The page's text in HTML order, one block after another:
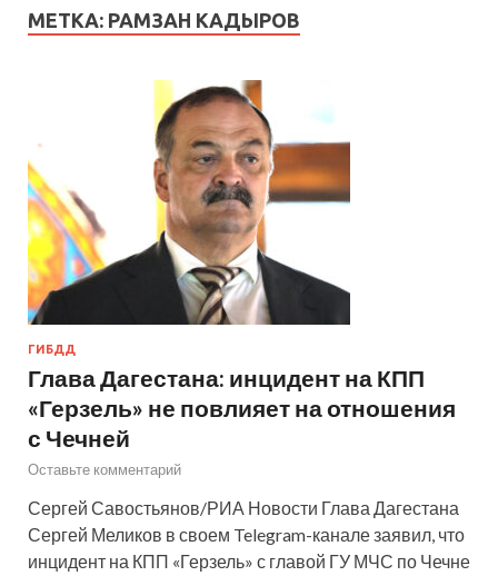
МЕТКА: РАМЗАН КАДЫРОВ
ГИБДД
Глава Дагестана: инцидент на КПП
«Герзель» не повлияет на отношения
с Чечней
Оставьте комментарий
Сергей Савостьянов/РИА Новости Глава Дагестана
Сергей Меликов в своем Telegram-канале заявил, что
инцидент на КПП «Герзель» с главой ГУ МЧС по Чечне